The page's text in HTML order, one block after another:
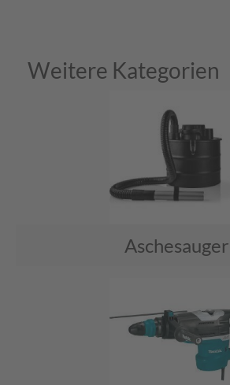
Weitere Kategorien
Aschesauger